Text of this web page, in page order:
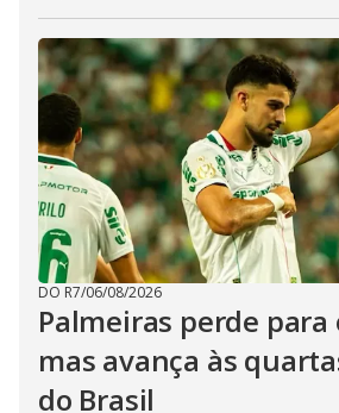
DO R7/06/08/2026
Palmeiras perde para
mas avança às
do Brasil